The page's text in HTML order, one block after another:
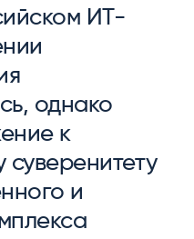
ИТ-
однако
к
суверенитету
и